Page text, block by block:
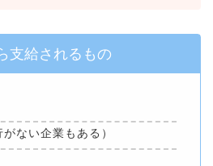
支給されるもの
ない企業もある）